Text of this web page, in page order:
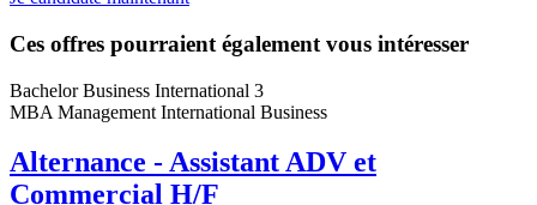
Ces offres pourraient également vous intéresser
Bachelor Business International 3
MBA Management International Business
Alternance - Assistant ADV et
Commercial H/F